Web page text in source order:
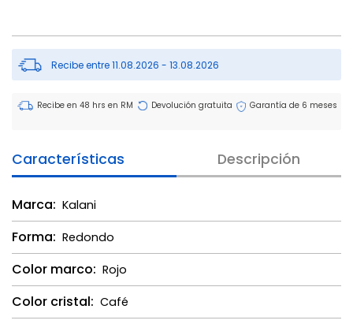
Recibe entre 11.08.2026 - 13.08.2026
Recibe en 48 hrs en RM Devolución gratuita Garantía de 6 meses
Características Descripción
Marca: Kalani
Forma: Redondo
Color marco: Rojo
Color cristal: Café